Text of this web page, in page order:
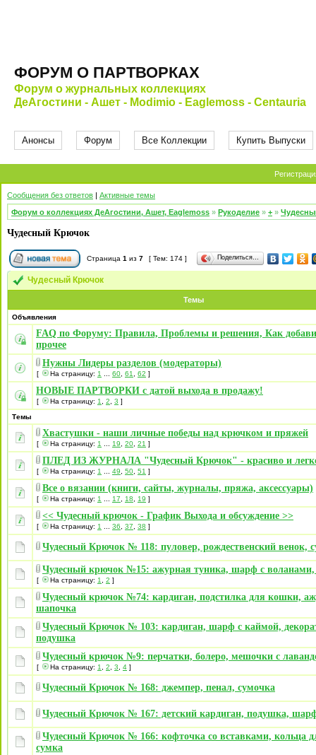
ФОРУМ О ПАРТВОРКАХ
Форум о журнальных коллекциях
ДеАгостини - Ашет - Modimio - Eaglemoss - Centauria
Анонсы Форум Все Коллекции Купить Выпуски
Сообщения без ответов | Активные темы
Форум о коллекциях ДеАгостини, Ашет, Eaglemoss » Рукоделие » + »
Чудесный Крючок
Страница 1 из 7 [ Тем: 174 ] Поделиться…
Чудесный Крючок
Темы
Объявления
FAQ по Форуму: Правила, Проблемы и решения, Как
прочее
Нужны Лидеры разделов (модераторы)
[ На страницу: 1 60 61 62 ]
НОВЫЕ ПАРТВОРКИ с датой выхода в продажу!
[ На страницу: 1 2 3 ]
Темы
Хвастушки - наши личные победы над крючком и пряжей
[ На страницу: 1 19 20 21 ]
ПЛЕД ИЗ ЖУРНАЛА "Чудесный Крючок" - красиво и
[ На страницу: 1 49 50 51 ]
Все о вязании (книги, сайты, журналы, пряжа, аксессуары)
[ На страницу: 1 17 18 19 ]
<< Чудесный крючок - График Выхода и обсуждение >>
[ На страницу: 1 36 37 38 ]
Чудесный Крючок № 118: пуловер, рождественский венок,
Чудесный крючок №15: ажурная туника, шарф с воланами,
[ На страницу: 1 2 ]
Чудесный крючок №74: кардиган, подстилка для кошки,
шапочка
Чудесный Крючок № 103: кардиган, шарф с каймой,
подушка
Чудесный крючок №9: перчатки, болеро, мешочки с
[ На страницу: 1 2 3 4 ]
Чудесный Крючок № 168: джемпер, пенал, сумочка
Чудесный Крючок № 167: детский кардиган, подушка,
Чудесный Крючок № 166: кофточка со вставками, кольца
сумка